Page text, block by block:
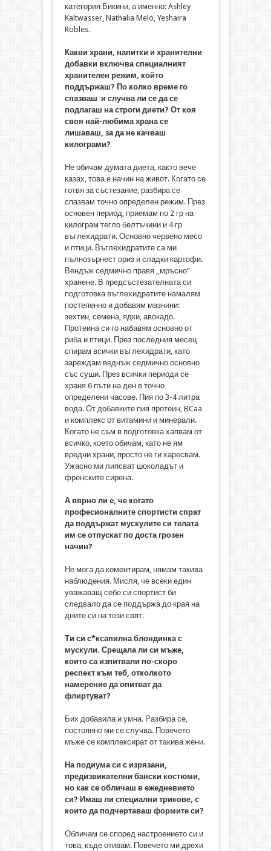
категория Бикини, а именно: Ashley
Kaltwasser, Nathalia Melo, Yeshaira
Robles.
Какви храни, напитки и хранителни
добавки включва специалният
хранителен режим, който
поддържаш? По колко време го
спазваш и случва ли се да се
подлагаш на строги диети? От коя
своя най-любима храна се
лишаваш, за да не качваш
килограми?
Не обичам думата диета, както вече
казах, това е начин на живот. Когато се
готвя за състезание, разбира се
спазвам точно определен режим. През
основен период, приемам по 2 гр на
килограм тегло белтъчини и 4 гр
въглехидрати. Основно червено месо
и птици. Въглехидратите са ми
пълнозърнест ориз и сладки картофи.
Вендъж седмично правя „мръсно”
хранене. В предсъстезателната си
подготовка въглехидратите намалям
постепенно и добавям мазнини:
зехтин, семена, ядки, авокадо.
Протеина си го набавям основно от
риба и птици. През последния месец
спирам всички въглехидрати, като
зареждам веднъж седмично основно
със суши. През всички периоди се
храня 6 пъти на ден в точно
определени часове. Пия по 3-4 литра
вода. От добавките пия протеин, BCaa
и комплекс от витамини и минерали.
Когато не съм в подготовка хапвам от
всичко, което обичам, като не ям
вредни храни, просто не ги харесвам.
Ужасно ми липсват шоколадът и
френските сирена.
А вярно ли е, че когато
професионалните спортисти спрат
да поддържат мускулите си телата
им се отпускат по доста грозен
начин?
Не мога да коментирам, нямам такива
наблюдения. Мисля, че всеки един
уважаващ себе си спортист би
следвало да се поддържа до края на
дните си на този свят.
Ти си с*ксапилна блондинка с
мускули. Срещала ли си мъже,
които са изпитвали по-скоро
респект към теб, отколкото
намерение да опитват да
флиртуват?
Бих добавила и умна. Разбира се,
постоянно ми се случва. Повечето
мъже се комплексират от такива жени.
На подиума си с изрязани,
предизвикателни бански костюми,
но как се обличаш в ежедневието
си? Имаш ли специални трикове, с
които да подчертаваш формите си?
Обличам се според настроението си и
това, къде отивам. Повечето ми дрехи